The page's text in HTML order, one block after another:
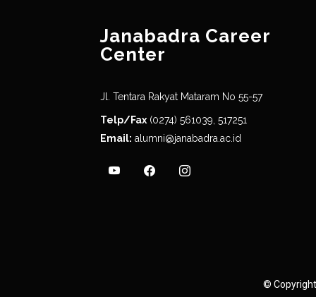
Janabadra Career
Center
Jl. Tentara Rakyat Mataram No 55-57
Telp/Fax (0274) 561039, 517251
Email: alumni@janabadra.ac.id
© Copyright